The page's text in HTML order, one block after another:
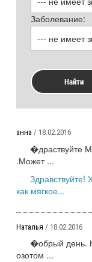
Заболевание:
Найти
анна / 18.02.2016
�драствуйте
.Может ...
Здравствуйте!
как мягкое...
Наталья / 18.02.2016
�обрый день.
озотом ...